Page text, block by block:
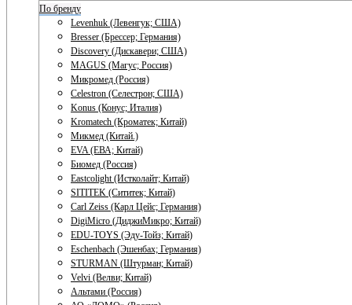
По бренду
Levenhuk (Левенгук; США)
Bresser (Брессер; Германия)
Discovery (Дискавери; США)
MAGUS (Магус; Россия)
Микромед (Россия)
Celestron (Селестрон; США)
Konus (Конус; Италия)
Kromatech (Кроматек; Китай)
Микмед (Китай.)
EVA (ЕВА; Китай)
Биомед (Россия)
Eastcolight (Истколайт; Китай)
SITITEK (Сититек; Китай)
Carl Zeiss (Карл Цейс; Германия)
DigiMicro (ДиджиМикро; Китай)
EDU-TOYS (Эду-Тойз; Китай)
Eschenbach (Эшенбах; Германия)
STURMAN (Штурман; Китай)
Velvi (Велви; Китай)
Альтами (Россия)